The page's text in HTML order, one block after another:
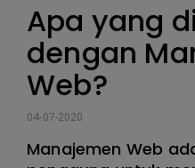
Apa yang
dengan
Web?
04-07-2020
Manajemen Web